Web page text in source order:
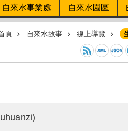
自來水事業處 自來水園區
頁 自來水故事 線上導覽